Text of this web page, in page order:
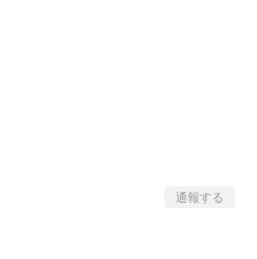
通報する